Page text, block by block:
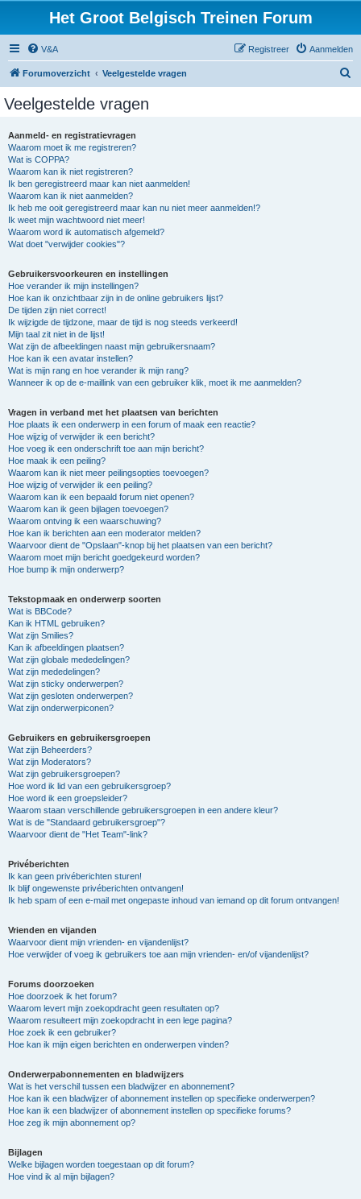
Het Groot Belgisch Treinen Forum
V&A Aanmelden
Registreer
Forumoverzicht Veelgestelde vragen
Veelgestelde vragen
Aanmeld- en registratievragen
Waarom moet ik me registreren?
Wat is COPPA?
Waarom kan ik niet registreren?
Ik ben geregistreerd maar kan niet aanmelden!
Waarom kan ik niet aanmelden?
Ik heb me ooit geregistreerd maar kan nu niet meer aanmelden!?
Ik weet mijn wachtwoord niet meer!
Waarom word ik automatisch afgemeld?
Wat doet "verwijder cookies"?
Gebruikersvoorkeuren en instellingen
Hoe verander ik mijn instellingen?
Hoe kan ik onzichtbaar zijn in de online gebruikers lijst?
De tijden zijn niet correct!
Ik wijzigde de tijdzone, maar de tijd is nog steeds verkeerd!
Mijn taal zit niet in de lijst!
Wat zijn de afbeeldingen naast mijn gebruikersnaam?
Hoe kan ik een avatar instellen?
Wat is mijn rang en hoe verander ik mijn rang?
Wanneer ik op de e-maillink van een gebruiker klik, moet ik me aanmelden?
Vragen in verband met het plaatsen van berichten
Hoe plaats ik een onderwerp in een forum of maak een reactie?
Hoe wijzig of verwijder ik een bericht?
Hoe voeg ik een onderschrift toe aan mijn bericht?
Hoe maak ik een peiling?
Waarom kan ik niet meer peilingsopties toevoegen?
Hoe wijzig of verwijder ik een peiling?
Waarom kan ik een bepaald forum niet openen?
Waarom kan ik geen bijlagen toevoegen?
Waarom ontving ik een waarschuwing?
Hoe kan ik berichten aan een moderator melden?
Waarvoor dient de "Opslaan"-knop bij het plaatsen van een bericht?
Waarom moet mijn bericht goedgekeurd worden?
Hoe bump ik mijn onderwerp?
Tekstopmaak en onderwerp soorten
Wat is BBCode?
Kan ik HTML gebruiken?
Wat zijn Smilies?
Kan ik afbeeldingen plaatsen?
Wat zijn globale mededelingen?
Wat zijn mededelingen?
Wat zijn sticky onderwerpen?
Wat zijn gesloten onderwerpen?
Wat zijn onderwerpiconen?
Gebruikers en gebruikersgroepen
Wat zijn Beheerders?
Wat zijn Moderators?
Wat zijn gebruikersgroepen?
Hoe word ik lid van een gebruikersgroep?
Hoe word ik een groepsleider?
Waarom staan verschillende gebruikersgroepen in een andere kleur?
Wat is de "Standaard gebruikersgroep"?
Waarvoor dient de "Het Team"-link?
Privéberichten
Ik kan geen privéberichten sturen!
Ik blijf ongewenste privéberichten ontvangen!
Ik heb spam of een e-mail met ongepaste inhoud van iemand op dit forum ontvangen!
Vrienden en vijanden
Waarvoor dient mijn vrienden- en vijandenlijst?
Hoe verwijder of voeg ik gebruikers toe aan mijn vrienden- en/of vijandenlijst?
Forums doorzoeken
Hoe doorzoek ik het forum?
Waarom levert mijn zoekopdracht geen resultaten op?
Waarom resulteert mijn zoekopdracht in een lege pagina?
Hoe zoek ik een gebruiker?
Hoe kan ik mijn eigen berichten en onderwerpen vinden?
Onderwerpabonnementen en bladwijzers
Wat is het verschil tussen een bladwijzer en abonnement?
Hoe kan ik een bladwijzer of abonnement instellen op specifieke onderwerpen?
Hoe kan ik een bladwijzer of abonnement instellen op specifieke forums?
Hoe zeg ik mijn abonnement op?
Bijlagen
Welke bijlagen worden toegestaan op dit forum?
Hoe vind ik al mijn bijlagen?